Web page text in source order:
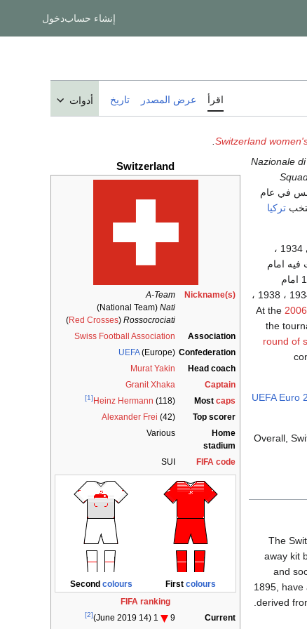
إنشاء حسابدخول
اقرأ عرض المصدر تاريخ أدوات
Switzerland
Switzerland
Nickname(s)
A-Team
Nati
(National Team)
Rossocrociati
(
Red Crosses
)
Association
Swiss Football Association
Confederation
UEFA(Europe)
Head coach
Murat Yakin
Captain
Granit Xhaka
Most caps
Heinz Hermann (118)
[1]
Top scorer
Alexander Frei (42)
Home
stadium
Various
FIFA code
SUI
First colours
Second colours
FIFA ranking
Current
9
[2]
Nazionale
في عام
تركيا
بعد مشاركاتها السابقة في 1934 ،
إلى مرحلة الربع نهائي في نهائيات كأس العالم لكرة القدم في الأعوام 1934 ، 1938 ،
the
round of
UEFA Euro
Overall,
The
away kit
and
1895, have
derived